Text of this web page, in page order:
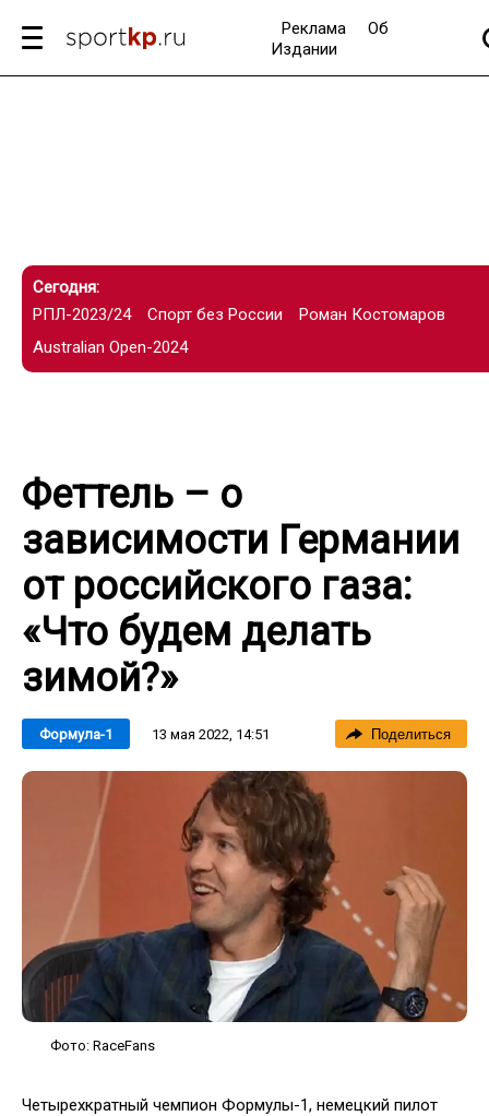
Реклама
Об
Издании
Сегодня:
РПЛ-2023/24
Спорт без России
Роман Костомаров
Australian Open-2024
Феттель – о
зависимости Германии
от российского газа:
«Что будем делать
зимой?»
Формула-1 13 мая 2022, 14:51 Поделиться
Фото: RaceFans
Четырехкратный чемпион Формулы-1, немецкий пилот